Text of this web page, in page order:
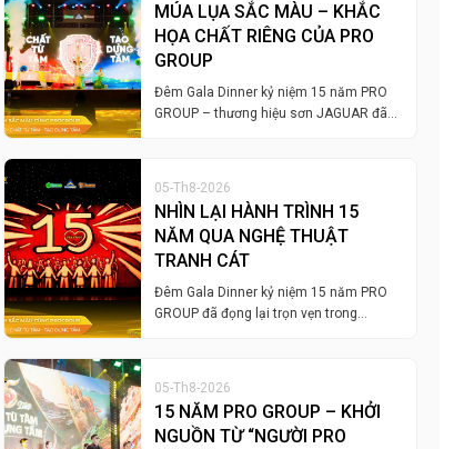
MÚA LỤA SẮC MÀU – KHẮC
HỌA CHẤT RIÊNG CỦA PRO
GROUP
Đêm Gala Dinner kỷ niệm 15 năm PRO
GROUP – thương hiệu sơn JAGUAR đã…
05-Th8-2026
NHÌN LẠI HÀNH TRÌNH 15
NĂM QUA NGHỆ THUẬT
TRANH CÁT
Đêm Gala Dinner kỷ niệm 15 năm PRO
GROUP đã đọng lại trọn vẹn trong…
05-Th8-2026
15 NĂM PRO GROUP – KHỞI
NGUỒN TỪ “NGƯỜI PRO